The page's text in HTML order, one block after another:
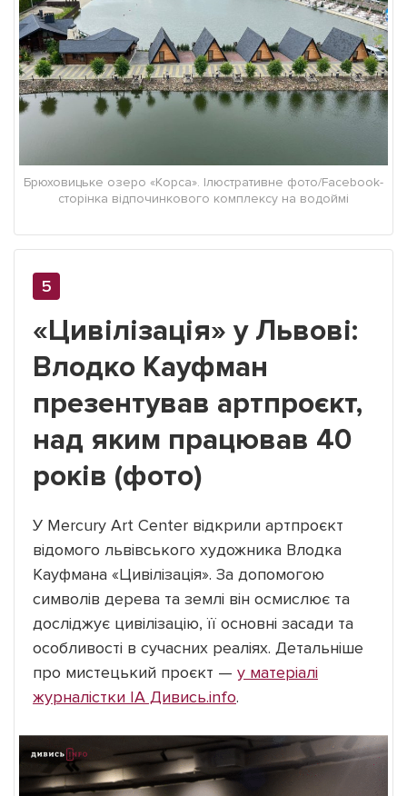
Брюховицьке озеро «Корса». Ілюстративне фото/Facebook-
сторінка відпочинкового комплексу на водоймі
«Цивілізація» у Львові:
Влодко Кауфман
презентував артпроєкт,
над яким працював 40
років (фото)
У Mercury Art Center відкрили артпроєкт
відомого львівського художника Влодка
Кауфмана «Цивілізація». За допомогою
символів дерева та землі він осмислює та
досліджує цивілізацію, її основні засади та
особливості в сучасних реаліях. Детальніше
про мистецький проєкт — у матеріалі
журналістки ІА Дивись.info.